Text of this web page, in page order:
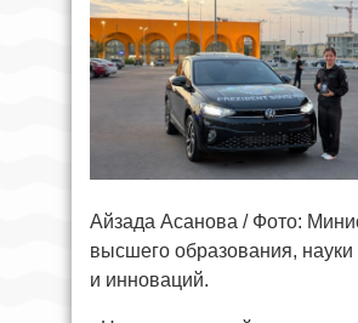
Айзада Асанова / Фото:
высшего образования, науки
и инноваций.